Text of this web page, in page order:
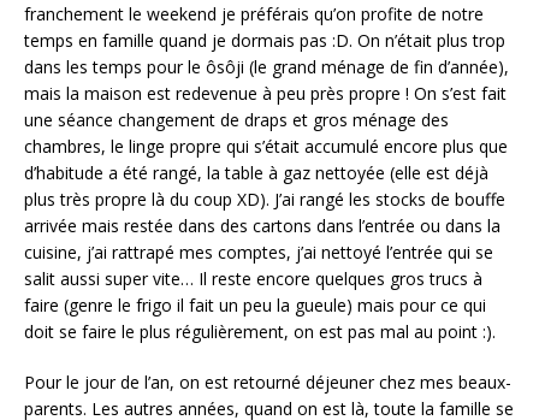
franchement le weekend je préférais qu’on profite de notre
temps en famille quand je dormais pas :D. On n’était plus trop
dans les temps pour le ôsôji (le grand ménage de fin d’année),
mais la maison est redevenue à peu près propre ! On s’est fait
une séance changement de draps et gros ménage des
chambres, le linge propre qui s’était accumulé encore plus que
d’habitude a été rangé, la table à gaz nettoyée (elle est déjà
plus très propre là du coup XD). J’ai rangé les stocks de bouffe
arrivée mais restée dans des cartons dans l’entrée ou dans la
cuisine, j’ai rattrapé mes comptes, j’ai nettoyé l’entrée qui se
salit aussi super vite… Il reste encore quelques gros trucs à
faire (genre le frigo il fait un peu la gueule) mais pour ce qui
doit se faire le plus régulièrement, on est pas mal au point :).
Pour le jour de l’an, on est retourné déjeuner chez mes beaux-
parents. Les autres années, quand on est là, toute la famille se